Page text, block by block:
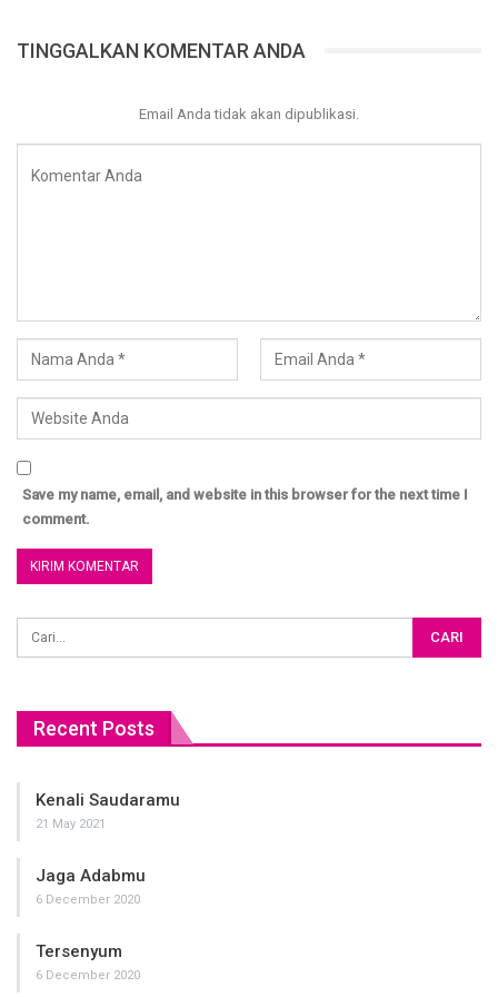
Dibangun diatas keikhlasan,
Diwaktu yang masih diberikan kesempatan baginya untuk
Artikel:http://almisk.or.id
TINGGALKAN KOMENTAR ANDA
Email Anda tidak akan dipublikasi.
Save my name, email, and website in this browser for the next time I
comment.
Recent Posts
Kenali Saudaramu
21 May 2021
Jaga Adabmu
6 December 2020
Tersenyum
6 December 2020